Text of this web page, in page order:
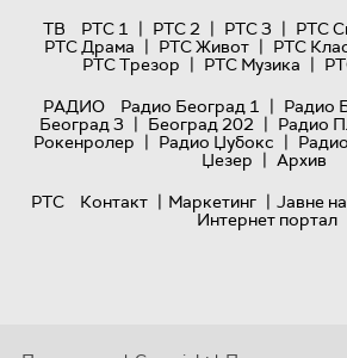
ТВ
РТС 1 | РТС 2 | РТС 3 | РТС
РТС Драма | РТС Живот | РТС
РТС Трезор | РТС Музика |
РАДИО
Радио Београд 1 | Радио
Београд 3 | Београд 202 | Радио
Рокенролер | Радио Џубокс |
Џезер | Архив
РТС
Контакт | Маркетинг | Јавне
Интернет портал